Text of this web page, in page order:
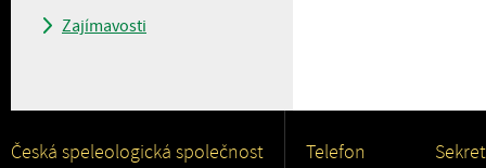
Zajímavosti
Česká speleologická společnost Telefon